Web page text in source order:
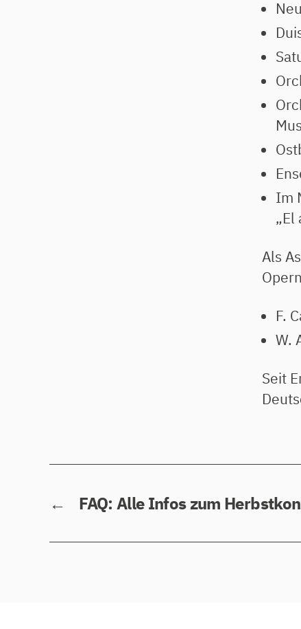
Im
„El
Als
F.
W.
Seit
← FAQ: Alle Infos zum